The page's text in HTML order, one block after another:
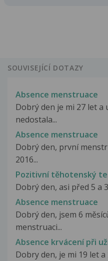
SOUVISEJÍCÍ DOTAZY
Absence menstruace
Dobrý den je mi 27 let a
nedostala...
Absence menstruace
Dobrý den, první
2016...
Pozitivní těhotenský
Dobrý den, asi před 5 a
Absence menstruace
Dobrý den, jsem 6
menstruaci...
Absence krvácení při
Dobry den, je mi 19 let